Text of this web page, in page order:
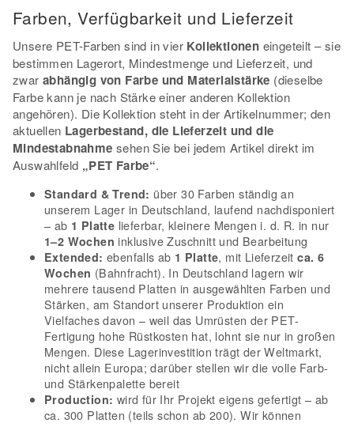
Farben, Verfügbarkeit und Lieferzeit
Unsere PET-Farben sind in vier Kollektionen eingeteilt – sie
bestimmen Lagerort, Mindestmenge und Lieferzeit, und
zwar abhängig von Farbe und Materialstärke (dieselbe
Farbe kann je nach Stärke einer anderen Kollektion
angehören). Die Kollektion steht in der Artikelnummer; den
aktuellen Lagerbestand, die Lieferzeit und die
Mindestabnahme sehen Sie bei jedem Artikel direkt im
Auswahlfeld „PET Farbe“.
Standard & Trend: über 30 Farben ständig an
unserem Lager in Deutschland, laufend nachdisponiert
– ab 1 Platte lieferbar, kleinere Mengen i. d. R. in nur
1–2 Wochen inklusive Zuschnitt und Bearbeitung
Extended: ebenfalls ab 1 Platte, mit Lieferzeitca. 6
Wochen (Bahnfracht). In Deutschland lagern wir
mehrere tausend Platten in ausgewählten Farben und
Stärken, am Standort unserer Produktion ein
Vielfaches davon – weil das Umrüsten der PET-
Fertigung hohe Rüstkosten hat, lohnt sie nur in großen
Mengen. Diese Lagerinvestition trägt der Weltmarkt,
nicht allein Europa; darüber stellen wir die volle Farb-
und Stärkenpalette bereit
Production: wird für Ihr Projekt eigens gefertigt – ab
ca. 300 Platten (teils schon ab 200). Wir können